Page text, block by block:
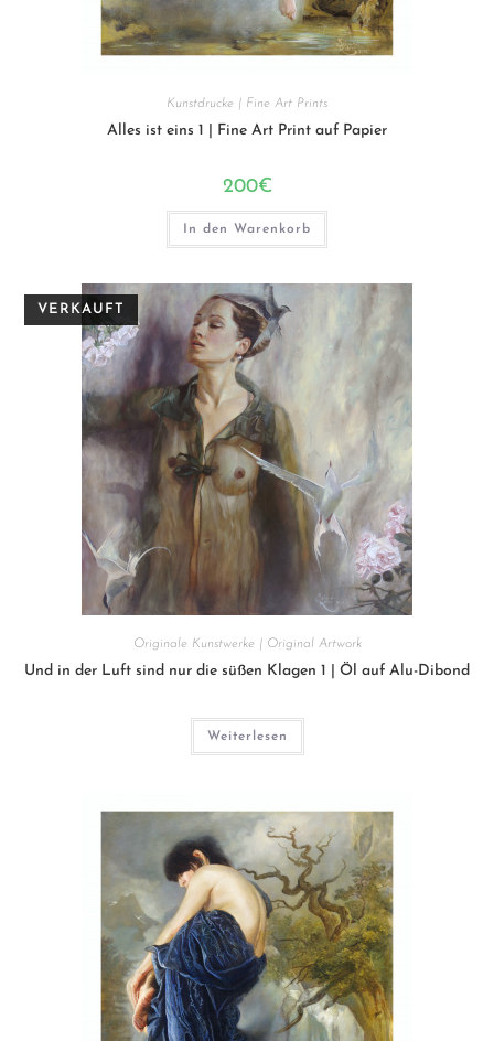
Kunstdrucke | Fine Art Prints
Alles ist eins 1 | Fine Art Print auf Papier
200€
In den Warenkorb
Originale Kunstwerke | Original Artwork
Und in der Luft sind nur die süßen Klagen 1 | Öl auf Alu-Dibond
Weiterlesen